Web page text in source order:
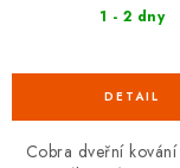
1 - 2 dny
Cobra dveřní kování